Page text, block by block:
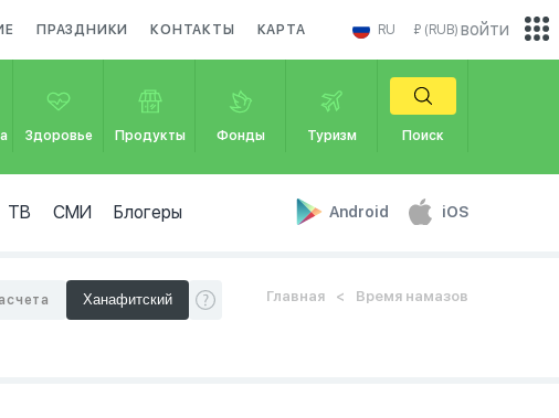
ПРАЗДНИКИ КОНТАКТЫ КАРТА RU ₽ (RUB)
Здоровье Продукты Фонды Туризм Поиск
ТВ СМИ Блогеры Android iOS
войти
Главная Время намазов